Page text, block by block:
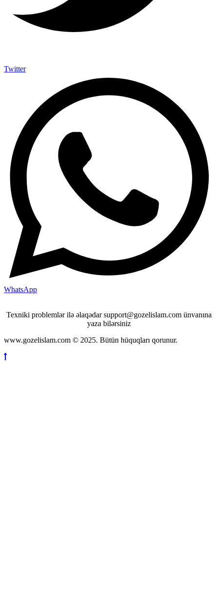
Twitter
WhatsApp
Texniki problemlər ilə əlaqədar support@gozelislam.com ünvanına
yaza bilərsiniz
www.gozelislam.com © 2025. Bütün hüquqları qorunur.